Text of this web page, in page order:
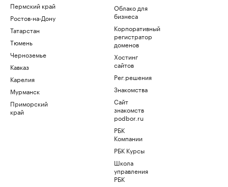
Пермский край
Ростов-на-Дону
Татарстан
Тюмень
Черноземье
Кавказ
Карелия
Мурманск
Приморский
край
Облако для
бизнеса
Корпоративный
регистратор
доменов
Хостинг
сайтов
Рег.решения
Знакомства
Сайт
знакомств
podbor.ru
РБК
Компании
РБК Курсы
Школа
управления
РБК